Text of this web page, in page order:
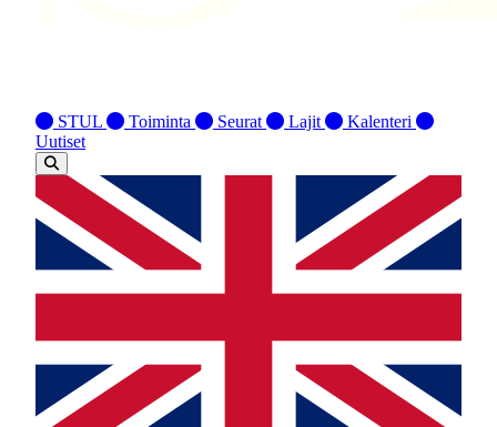
STUL Toiminta Seurat Lajit
Kalenteri
Uutiset